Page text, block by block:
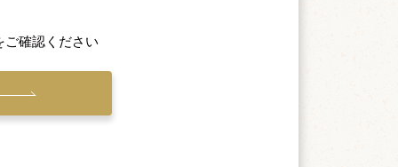
ご確認ください